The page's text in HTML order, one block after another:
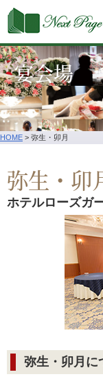
宴会場
HOME > 弥生・卯月
弥生・卯
ホテルローズガ
弥生・卯月に